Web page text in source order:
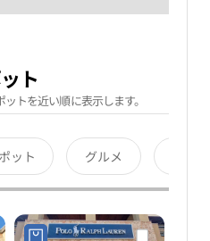
ト
トを近い順に表示します。
ット グルメ